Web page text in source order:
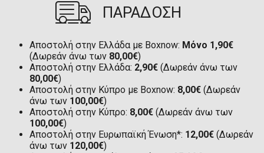
ΠΑΡΑΔΟΣΗ
Αποστολή στην Ελλάδα με Boxnow: Μόνο 1,90€
(Δωρεάν άνω των 80,00€)
Αποστολή στην Ελλάδα: 2,90€ (Δωρεάν άνω των
80,00€)
Αποστολή στην Κύπρο με Boxnow: 8,00€ (Δωρεάν
άνω των 100,00€)
Αποστολή στην Κύπρο: 8,00€ (Δωρεάν άνω των
100,00€)
Αποστολή στην Ευρωπαϊκή Ένωση*: 12,00€ (Δωρεάν
άνω των 120,00€)